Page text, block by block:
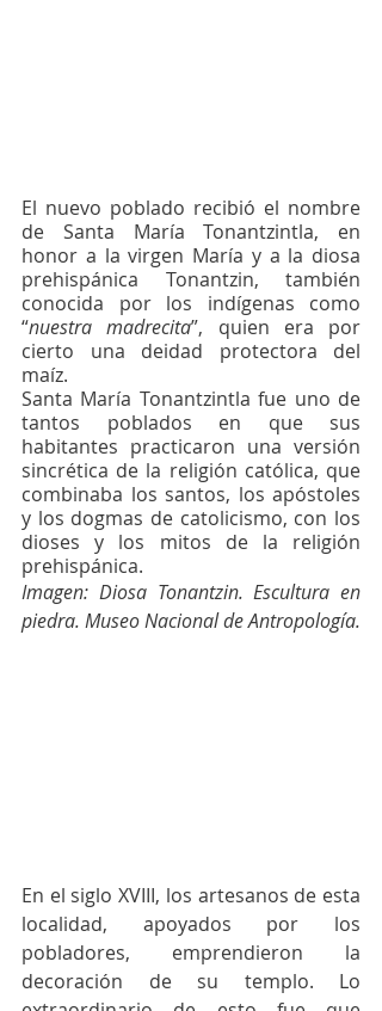
El nuevo poblado recibió el nombre
de Santa María Tonantzintla, en
honor a la virgen María y a la diosa
prehispánica Tonantzin, también
conocida por los indígenas como
“nuestra madrecita”, quien era por
cierto una deidad protectora del
maíz.
Santa María Tonantzintla fue uno de
tantos poblados en que sus
habitantes practicaron una versión
sincrética de la religión católica, que
combinaba los santos, los apóstoles
y los dogmas de catolicismo, con los
dioses y los mitos de la religión
prehispánica.
Imagen: Diosa Tonantzin. Escultura en
piedra. Museo Nacional de Antropología.
En el siglo XVIII, los artesanos de esta
localidad, apoyados por los
pobladores, emprendieron la
decoración de su templo. Lo